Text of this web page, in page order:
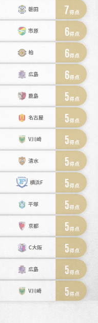
磐田 7得点
市原 6得点
柏 6得点
広島 6得点
鹿島 5得点
名古屋 5得点
V川崎 5得点
清水 5得点
横浜F 5得点
平塚 5得点
京都 5得点
C大阪 5得点
広島 5得点
V川崎 5得点